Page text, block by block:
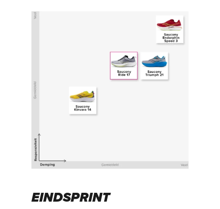
EINDSPRINT